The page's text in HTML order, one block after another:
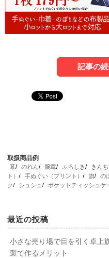
記事の
1-1．ストッキングは女
く、きれいな足元にしてく
こだわりを持って探す方も
学で使う機会が多いのも特徴
3-1．オリジナル製作の
オリジナルストッキングの製
することが大切です。高品
ットにも対応してもらえる
取扱商品例
幕 のれん 腕章 ふろしき きんち
ト）
手ぬぐい（プリント） 旗 の
ク
シュシュ ポケットティッシュケ
最近の投稿
小さな売り場で目を引く卓上
製で作るメリット